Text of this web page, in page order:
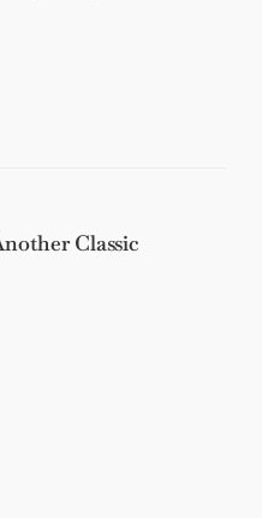
Classic